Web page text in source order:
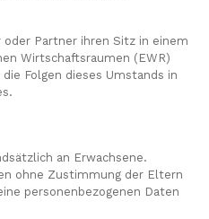
Partner ihren Sitz in einem
Wirtschaftsraumen (EWR)
Folgen dieses Umstands in
an Erwachsene.
ohne Zustimmung der Eltern
personenbezogenen Daten